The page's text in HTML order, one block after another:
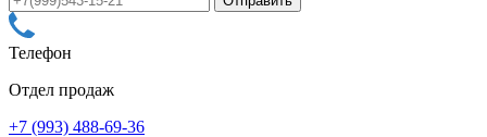
Телефон
Отдел продаж
+7 (993) 488-69-36